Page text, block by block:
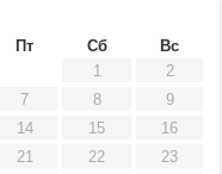
Пт Сб
Вс
1
2
7 8
9
14 15
16
21 22
23